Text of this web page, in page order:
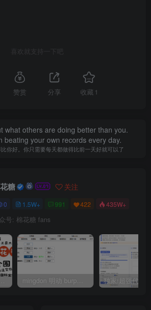
喜欢就支持一下吧
赞赏 分享 收藏 1
what others are doing better than you.
beating your own records every day.
你好。你只需要每天都做得比前一天好就可以了
糖 关注
0 1.5W+ 991 422 435W+
号: 棉花糖 fans
会员必看手册（1.9.0版本 26.4.5更新） mingdon 明动 burp插件0.2.6版本 本地时间校验去除版